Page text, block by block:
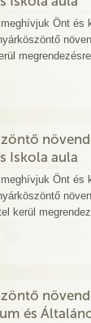
Önt és
Iskola aula
Önt és
kerül
és